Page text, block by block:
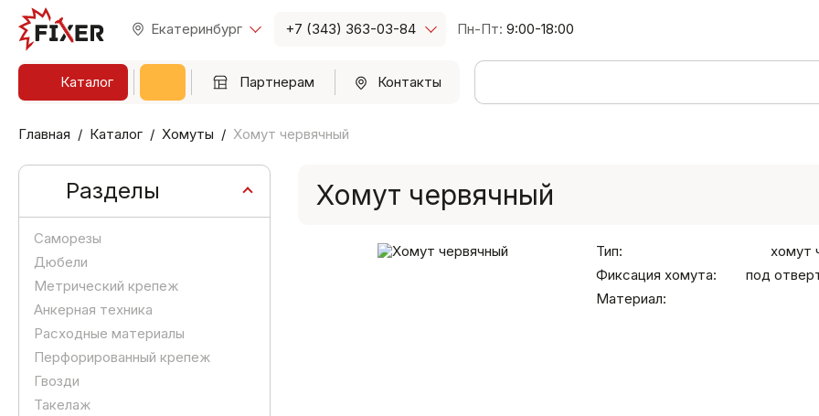
Екатеринбург +7 (343) 363-03-84 Пн-Пт: 9:00-18:00
Каталог Партнерам Контакты
Главная Каталог Хомуты Хомут червячный
Разделы
Саморезы
Дюбели
Метрический крепеж
Анкерная техника
Расходные материалы
Перфорированный крепеж
Гвозди
Такелаж
Хомут червячный
Тип:
хомут
Фиксация хомута:
под
Материал: